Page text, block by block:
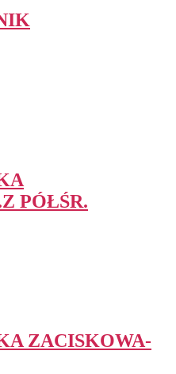
PÓŁŚR.
ZACISKOWA-